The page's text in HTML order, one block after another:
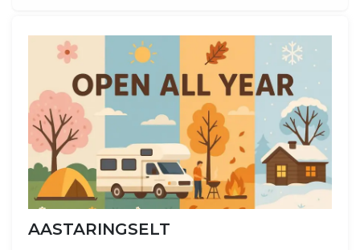
AASTARINGSELT